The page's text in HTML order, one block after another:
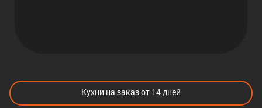
Кухни на заказ от 14 дней